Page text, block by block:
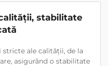
stabilitate
stricte ale calității, de la
asigurând o stabilitate